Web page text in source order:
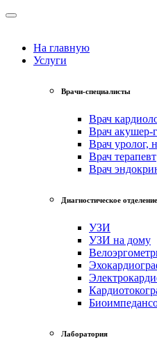
На главную
Услуги
Врачи-специалисты
Врач
Врач акушер-
Врач уролог,
Врач терапевт
Врач
Диагностическое отделение
УЗИ
УЗИ на дому
Лаборатория